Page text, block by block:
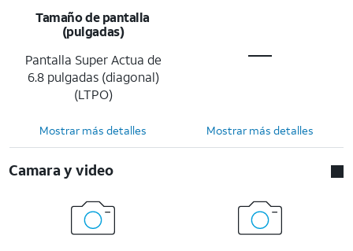
Tamaño de pantalla
(pulgadas)
Pantalla Super Actua de
6.8 pulgadas (diagonal)
(LTPO)
Mostrar más detalles Mostrar más detalles
Camara y video